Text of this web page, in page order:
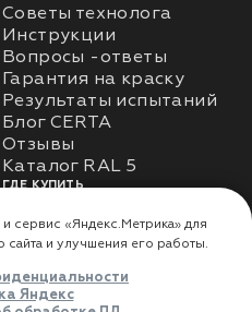
Советы технолога
Инструкции
Вопросы -ответы
Гарантия на краску
Результаты испытаний
Блог CERTA
Отзывы
Каталог RAL 5
ГДЕ КУПИТЬ
Доставка
Где купить